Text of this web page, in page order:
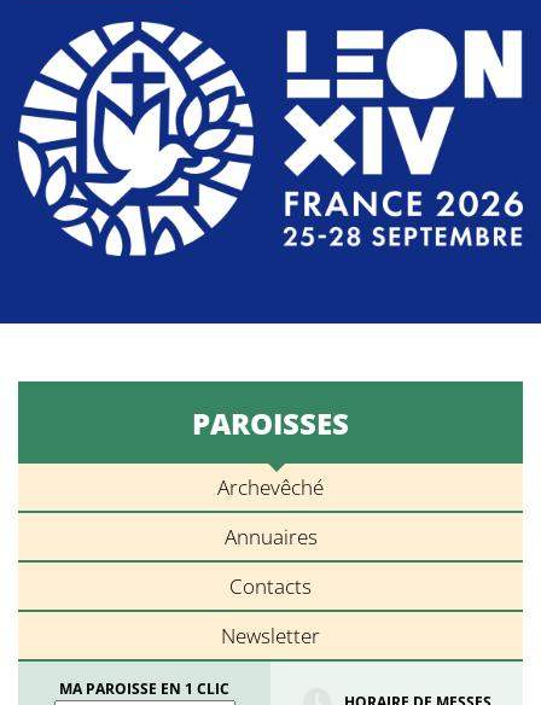
PAROISSES
Archevêché
Annuaires
Contacts
Newsletter
MA PAROISSE EN 1 CLIC